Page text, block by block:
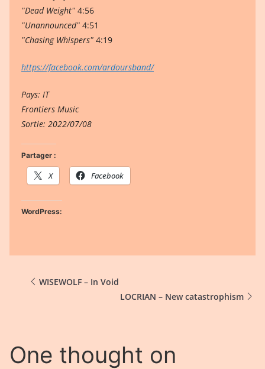
ʺDead Weightʺ 4:56
ʺUnannouncedʺ 4:51
ʺChasing Whispersʺ 4:19
https://facebook.com/ardoursband/
Pays: IT
Frontiers Music
Sortie: 2022/07/08
Partager :
X Facebook
WordPress:
WISEWOLF – In Void
LOCRIAN – New catastrophism
One thought on